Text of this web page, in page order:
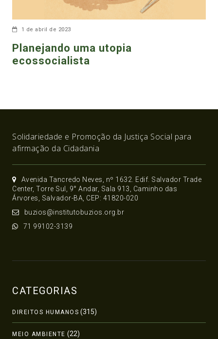
1 de abril de 2023
Planejando uma utopia
ecossocialista
Solidariedade e Promoção da Justiça Social para
afirmação da Cidadania
Avenida Tancredo Neves, nº 1632. Edif. Salvador Trade
Center, Torre Sul, 9° Andar, Sala 913, Caminho das
Árvores, Salvador-BA, CEP: 41820-020
buzios@institutobuzios.org.br
71 99102-3139
CATEGORIAS
DIREITOS HUMANOS (315)
MEIO AMBIENTE (22)